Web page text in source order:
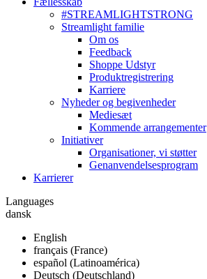
#STREAMLIGHTSTRONG
Streamlight familie
Om os
Feedback
Shoppe Udstyr
Produktregistrering
Karriere
Nyheder og begivenheder
Mediesæt
Kommende arrangementer
Initiativer
Organisationer, vi støtter
Genanvendelsesprogram
Karrierer
Languages
dansk
English
français (France)
español (Latinoamérica)
Deutsch (Deutschland)